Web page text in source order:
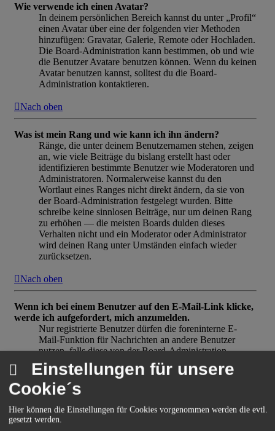
Wie verwende ich einen Avatar?
In deinem persönlichen Bereich kannst du unter „Profil“
einen Avatar über eine der folgenden vier Methoden
hinzufügen: Gravatar, Galerie, Remote oder Hochladen.
Die Board-Administration kann bestimmen, ob und wie
die Benutzer Avatare benutzen können. Wenn du keinen
Avatar benutzen kannst, solltest du die Board-
Administration kontaktieren.
Nach oben
Was ist mein Rang und wie kann ich ihn ändern?
Ränge, die unter deinem Benutzernamen stehen, zeigen
an, wie viele Beiträge du bislang erstellt hast oder
identifizieren bestimmte Benutzer wie Moderatoren und
Administratoren. Normalerweise kannst du den
Wortlaut eines Ranges nicht direkt ändern, da sie von
der Board-Administration festgelegt wurden. Bitte
schreibe keine sinnlosen Beiträge, nur um deinen Rang
zu erhöhen — die meisten Boards dulden dieses
Verhalten nicht und ein Moderator oder Administrator
wird deinen Rang unter Umständen einfach wieder
zurücksetzen.
Nach oben
Wenn ich bei einem Benutzer auf den E-Mail-Link klicke,
werde ich aufgefordert, mich anzumelden.
Nur registrierte Benutzer dürfen die foreninterne E-
Mail-Funktion für Nachrichten an andere Benutzer
nutzen, falls diese von der Board-Administration
freigeschaltet wurde. Diese Maßnahme soll den
Missbrauch dieses Systems durch Gäste verhindern.
Nach oben
Beiträge schreiben
Einstellungen für unsere
Cookie´s
Hier können die Einstellungen für Cookies vorgenommen werden die evtl.
gesetzt werden.